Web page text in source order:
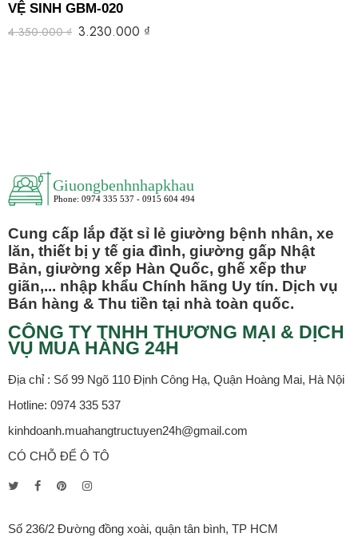
VỆ SINH GBM-020
4.350.000₫ 3.230.000 ₫
Cung cấp lắp đặt sỉ lẻ giường bệnh nhân, xe
lăn, thiết bị y tế gia đình, giường gấp Nhật
Bản, giường xếp Hàn Quốc, ghế xếp thư
giãn,... nhập khẩu Chính hãng Uy tín. Dịch vụ
Bán hàng & Thu tiền tại nhà toàn quốc.
CÔNG TY TNHH THƯƠNG MẠI & DỊCH
VỤ MUA HÀNG 24H
Địa chỉ : Số 99 Ngõ 110 Định Công Hạ, Quận Hoàng Mai, Hà Nội
Hotline: 0974 335 537
kinhdoanh.muahangtructuyen24h@gmail.com
CÓ CHỖ ĐỂ Ô TÔ
Số 236/2 Đường đồng xoài, quận tân bình, TP HCM